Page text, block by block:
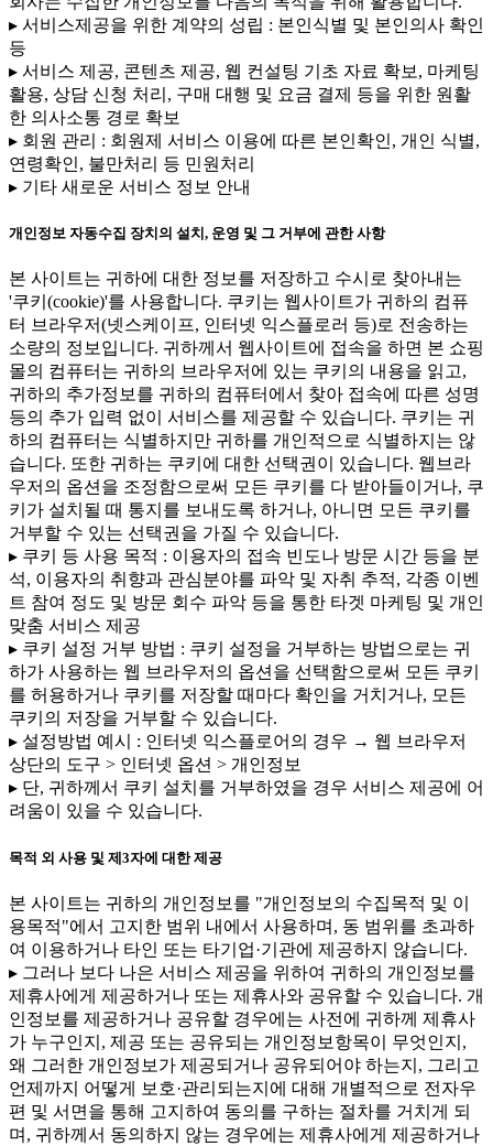
▸ 서비스제공을 위한 계약의 성립 : 본인식별 및 본인의사 확인
등
▸ 서비스 제공, 콘텐츠 제공, 웹 컨설팅 기초 자료 확보, 마케팅
활용, 상담 신청 처리, 구매 대행 및 요금 결제 등을 위한 원활
한 의사소통 경로 확보
▸ 회원 관리 : 회원제 서비스 이용에 따른 본인확인, 개인 식별,
연령확인, 불만처리 등 민원처리
▸ 기타 새로운 서비스 정보 안내
개인정보 자동수집 장치의 설치, 운영 및 그 거부에 관한 사항
본 사이트는 귀하에 대한 정보를 저장하고 수시로 찾아내는
'쿠키(cookie)'를 사용합니다. 쿠키는 웹사이트가 귀하의 컴퓨
터 브라우저(넷스케이프, 인터넷 익스플로러 등)로 전송하는
소량의 정보입니다. 귀하께서 웹사이트에 접속을 하면 본 쇼핑
몰의 컴퓨터는 귀하의 브라우저에 있는 쿠키의 내용을 읽고,
귀하의 추가정보를 귀하의 컴퓨터에서 찾아 접속에 따른 성명
등의 추가 입력 없이 서비스를 제공할 수 있습니다. 쿠키는 귀
하의 컴퓨터는 식별하지만 귀하를 개인적으로 식별하지는 않
습니다. 또한 귀하는 쿠키에 대한 선택권이 있습니다. 웹브라
우저의 옵션을 조정함으로써 모든 쿠키를 다 받아들이거나, 쿠
키가 설치될 때 통지를 보내도록 하거나, 아니면 모든 쿠키를
거부할 수 있는 선택권을 가질 수 있습니다.
▸ 쿠키 등 사용 목적 : 이용자의 접속 빈도나 방문 시간 등을 분
석, 이용자의 취향과 관심분야를 파악 및 자취 추적, 각종 이벤
트 참여 정도 및 방문 회수 파악 등을 통한 타겟 마케팅 및 개인
맞춤 서비스 제공
▸ 쿠키 설정 거부 방법 : 쿠키 설정을 거부하는 방법으로는 귀
하가 사용하는 웹 브라우저의 옵션을 선택함으로써 모든 쿠키
를 허용하거나 쿠키를 저장할 때마다 확인을 거치거나, 모든
쿠키의 저장을 거부할 수 있습니다.
▸ 설정방법 예시 : 인터넷 익스플로어의 경우 → 웹 브라우저
상단의 도구 > 인터넷 옵션 > 개인정보
▸ 단, 귀하께서 쿠키 설치를 거부하였을 경우 서비스 제공에 어
려움이 있을 수 있습니다.
목적 외 사용 및 제3자에 대한 제공
본 사이트는 귀하의 개인정보를 "개인정보의 수집목적 및 이
용목적"에서 고지한 범위 내에서 사용하며, 동 범위를 초과하
여 이용하거나 타인 또는 타기업·기관에 제공하지 않습니다.
▸ 그러나 보다 나은 서비스 제공을 위하여 귀하의 개인정보를
제휴사에게 제공하거나 또는 제휴사와 공유할 수 있습니다. 개
인정보를 제공하거나 공유할 경우에는 사전에 귀하께 제휴사
가 누구인지, 제공 또는 공유되는 개인정보항목이 무엇인지,
왜 그러한 개인정보가 제공되거나 공유되어야 하는지, 그리고
언제까지 어떻게 보호·관리되는지에 대해 개별적으로 전자우
편 및 서면을 통해 고지하여 동의를 구하는 절차를 거치게 되
며, 귀하께서 동의하지 않는 경우에는 제휴사에게 제공하거나